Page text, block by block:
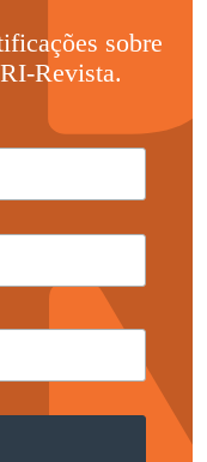
sobre
Revista.